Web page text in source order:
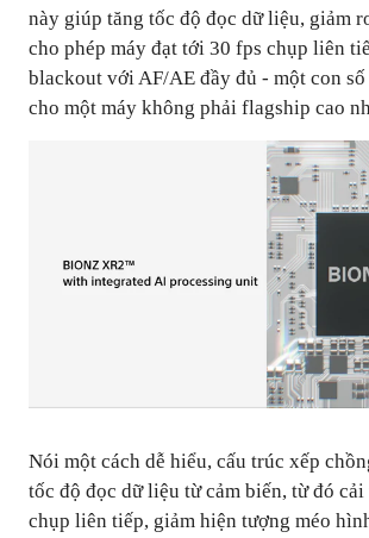
này giúp tăng tốc độ đọc dữ liệu, giảm
cho phép máy đạt tới 30 fps chụp liên
blackout với AF/AE đầy đủ - một con số
cho một máy không phải flagship cao
Nói một cách dễ hiểu, cấu trúc xếp
tốc độ đọc dữ liệu từ cảm biến, từ đó
chụp liên tiếp, giảm hiện tượng méo